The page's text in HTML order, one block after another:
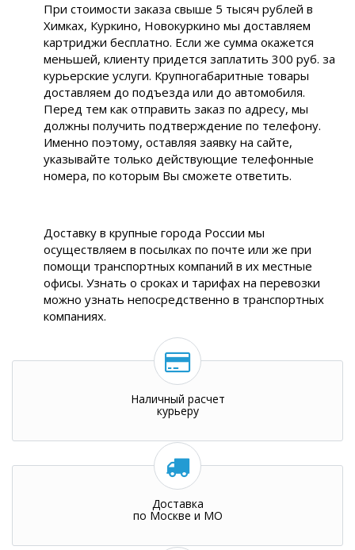
При стоимости заказа свыше 5 тысяч рублей в
Химках, Куркино, Новокуркино мы доставляем
картриджи бесплатно. Если же сумма окажется
меньшей, клиенту придется заплатить 300 руб. за
курьерские услуги. Крупногабаритные товары
доставляем до подъезда или до автомобиля.
Перед тем как отправить заказ по адресу, мы
должны получить подтверждение по телефону.
Именно поэтому, оставляя заявку на сайте,
указывайте только действующие телефонные
номера, по которым Вы сможете ответить.
Доставку в крупные города России мы
осуществляем в посылках по почте или же при
помощи транспортных компаний в их местные
офисы. Узнать о сроках и тарифах на перевозки
можно узнать непосредственно в транспортных
компаниях.
Наличный расчет
курьеру
Доставка
по Москве и МО